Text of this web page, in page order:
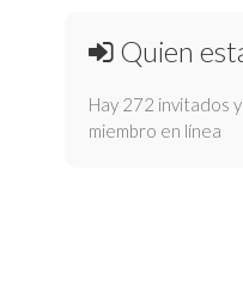
Quien
Hay 272 invitados
miembro en línea